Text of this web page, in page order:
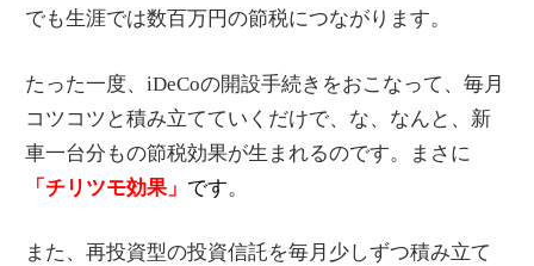
でも生涯では数百万円の節税につながります。
たった一度、iDeCoの開設手続きをおこなって、毎月
コツコツと積み立てていくだけで、な、なんと、新
車一台分もの節税効果が生まれるのです。まさに
「チリツモ効果」 です。
また、再投資型の投資信託を毎月少しずつ積み立て